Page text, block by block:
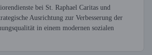
bei St. Raphael Caritas und
Ausrichtung zur Verbesserung der
in einem modernen sozialen